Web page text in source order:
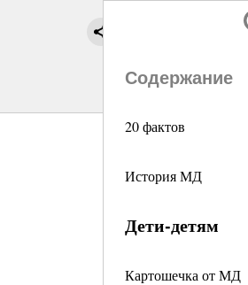
Содержание
20 фактов
История МД
Дети-детям
Картошечка от МД